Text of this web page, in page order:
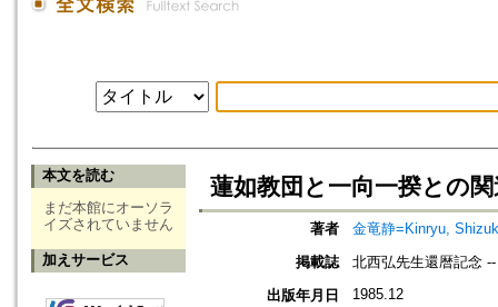
本文を読む
まだ本館にオーソラ
イズされていません
加えサービス
蓮如教団と一向一揆との
著者
金竜静=Kinryu,
掲載誌
北西弘先生還暦記念
出版年月日
1985.12